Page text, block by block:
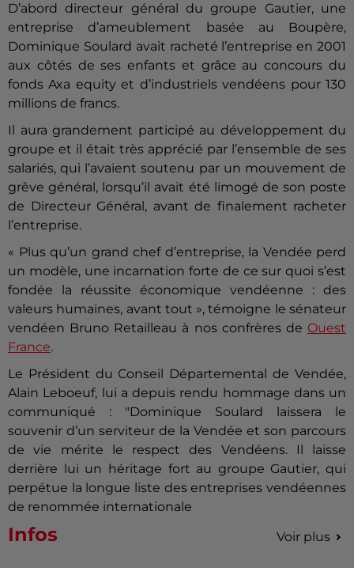
D’abord directeur général du groupe Gautier, une
entreprise d’ameublement basée au Boupère,
Dominique Soulard avait racheté l’entreprise en 2001
aux côtés de ses enfants et grâce au concours du
fonds Axa equity et d’industriels vendéens pour 130
millions de francs.
Il aura grandement participé au développement du
groupe et il était très apprécié par l’ensemble de ses
salariés, qui l’avaient soutenu par un mouvement de
grêve général, lorsqu’il avait été limogé de son poste
de Directeur Général, avant de finalement racheter
l’entreprise.
« Plus qu’un grand chef d’entreprise, la Vendée perd
un modèle, une incarnation forte de ce sur quoi s’est
fondée la réussite économique vendéenne : des
valeurs humaines, avant tout », témoigne le sénateur
vendéen Bruno Retailleau à nos confrères de Ouest
France.
Le Président du Conseil Départemental de Vendée,
Alain Leboeuf, lui a depuis rendu hommage dans un
communiqué : "Dominique Soulard laissera le
souvenir d’un serviteur de la Vendée et son parcours
de vie mérite le respect des Vendéens. Il laisse
derrière lui un héritage fort au groupe Gautier, qui
perpétue la longue liste des entreprises vendéennes
de renommée internationale
Infos Voir plus